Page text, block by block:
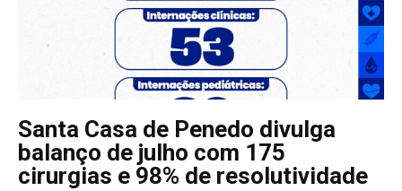
Santa Casa de Penedo divulga
balanço de julho com 175
cirurgias e 98% de resolutividade